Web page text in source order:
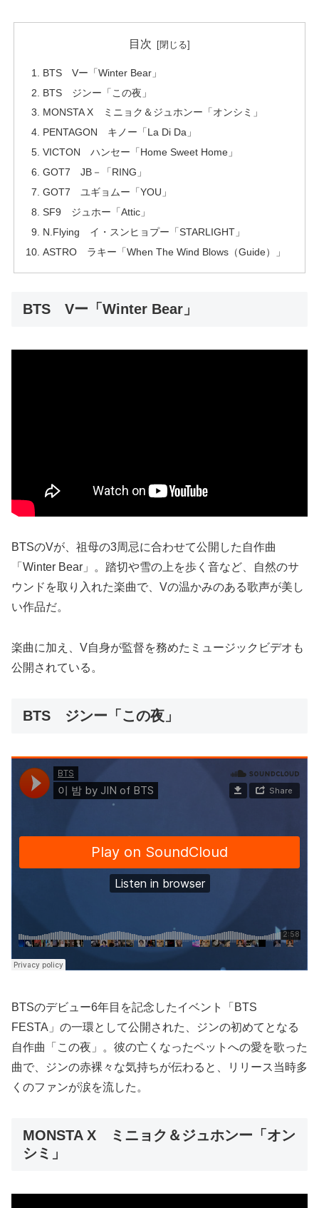
目次
BTS Vー「Winter Bear」
BTS ジンー「この夜」
MONSTA X ミニョク＆ジュホンー「オンシミ」
PENTAGON キノー「La Di Da」
VICTON ハンセー「Home Sweet Home」
GOT7 JB－「RING」
GOT7 ユギョムー「YOU」
SF9 ジュホー「Attic」
N.Flying イ・スンヒョプー「STARLIGHT」
ASTRO ラキー「When The Wind Blows（Guide）」
BTS Vー「Winter Bear」
BTSのVが、祖母の3周忌に合わせて公開した自作曲
「Winter Bear」。踏切や雪の上を歩く音など、自然のサ
ウンドを取り入れた楽曲で、Vの温かみのある歌声が美し
い作品だ。
楽曲に加え、V自身が監督を務めたミュージックビデオも
公開されている。
BTS ジンー「この夜」
BTSのデビュー6年目を記念したイベント「BTS
FESTA」の一環として公開された、ジンの初めてとなる
自作曲「この夜」。彼の亡くなったペットへの愛を歌った
曲で、ジンの赤裸々な気持ちが伝わると、リリース当時多
くのファンが涙を流した。
MONSTA X ミニョク＆ジュホンー「オン
シミ」